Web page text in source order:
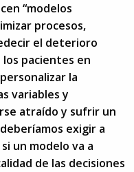
“modelos
procesos,
el deterioro
pacientes en
la
variables y
atraído y sufrir un
exigir a
un modelo va a
de las decisiones